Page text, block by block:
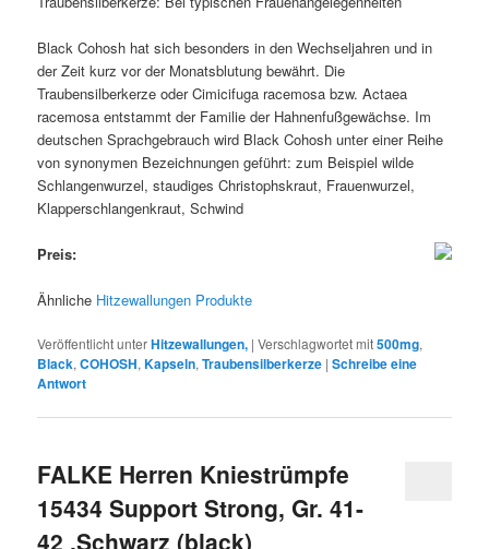
Black Cohosh hat sich besonders in den Wechseljahren und in
der Zeit kurz vor der Monatsblutung bewährt. Die
Traubensilberkerze oder Cimicifuga racemosa bzw. Actaea
racemosa entstammt der Familie der Hahnenfußgewächse. Im
deutschen Sprachgebrauch wird Black Cohosh unter einer Reihe
von synonymen Bezeichnungen geführt: zum Beispiel wilde
Schlangenwurzel, staudiges Christophskraut, Frauenwurzel,
Klapperschlangenkraut, Schwind
Preis:
Ähnliche Hitzewallungen Produkte
Veröffentlicht unterHitzewallungen, |Verschlagwortet mit500mg,
Black,COHOSH,Kapseln,Traubensilberkerze |Schreibe eine
Antwort
FALKE Herren Kniestrümpfe
15434 Support Strong, Gr. 41-
42 ,Schwarz (black)